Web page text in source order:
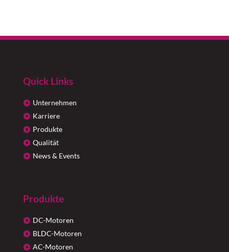
Quick Links
Unternehmen
Karriere
Produkte
Qualität
News & Events
Produkte
DC-Motoren
BLDC-Motoren
AC-Motoren